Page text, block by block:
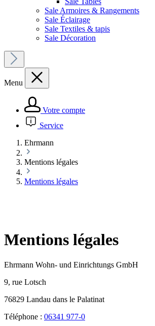
Sale Armoires & Rangements
Sale Éclairage
Sale Textiles & tapis
Sale Décoration
Menu
Votre compte
Service
Ehrmann
Mentions légales
Mentions légales
Mentions légales
Ehrmann Wohn- und Einrichtungs GmbH
9, rue Lotsch
76829 Landau dans le Palatinat
Téléphone : 06341 977-0